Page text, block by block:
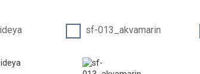
sf-013_akvamarin